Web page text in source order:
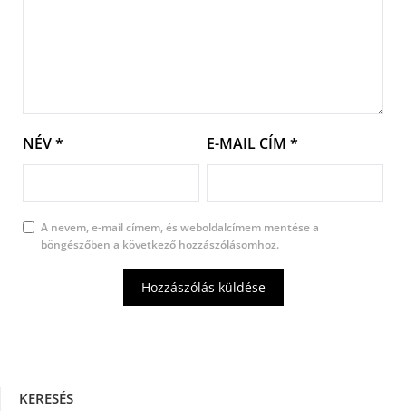
NÉV* E-MAIL CÍM *
A nevem, e-mail címem, és weboldalcímem mentése a
böngészőben a következő hozzászólásomhoz.
KERESÉS